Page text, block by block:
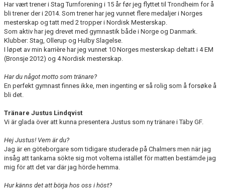
Har vært trener i Stag Turnforening i 15 år før jeg flyttet til Trondheim for å
bli trener der i 2014. Som trener har jeg vunnet flere medaljer i Norges
mesterskap og tatt med 2 tropper i Nordisk Mesterskap.
Som aktiv har jeg drevet med gymnastik både i Norge og Danmark.
Klubber: Stag, Ollerup og Hulby Slagelse.
I løpet av min karrière har jeg vunnet 10 Norges mesterskap deltatt i 4 EM
(Bronsje 2012) og 4 Nordisk mesterskap.
Har du något motto som tränare?
En perfekt gymnast finnes ikke, men ingenting er så rolig som å forsøke å
bli det.
Tränare Justus Lindqvist
Vi är glada över att kunna presentera Justus som ny tränare i Täby GF.
Hej Justus! Vem är du?
Jag är en göteborgare som tidigare studerade på Chalmers men när jag
insåg att tankarna sökte sig mot volterna istället för matten bestämde jag
mig för att det var där jag hörde hemma.
Hur känns det att börja hos oss i höst?